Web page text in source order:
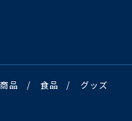
品 / 食品 / グッズ